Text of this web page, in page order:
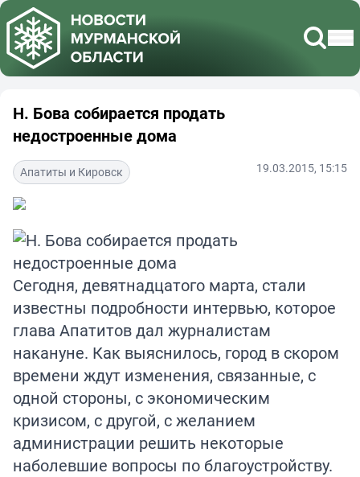
Н. Бова собирается продать
недостроенные дома
Апатиты и Кировск 19.03.2015, 15:15
Сегодня, девятнадцатого марта, стали
известны подробности интервью, которое
глава Апатитов дал журналистам
накануне. Как выяснилось, город в скором
времени ждут изменения, связанные, с
одной стороны, с экономическим
кризисом, с другой, с желанием
администрации решить некоторые
наболевшие вопросы по благоустройству.